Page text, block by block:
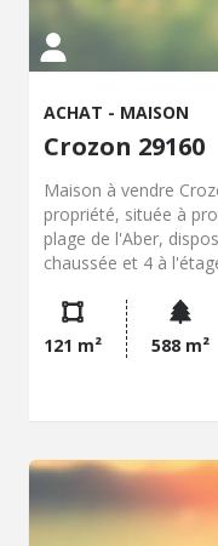
ACHAT - MAISON
Crozon 29160
Maison à vendre
propriété, située à
plage de l'Aber,
chaussée et 4 à
située sur l'arrière de
jardin. La toiture de
(factures sur
121 m² 588 m²